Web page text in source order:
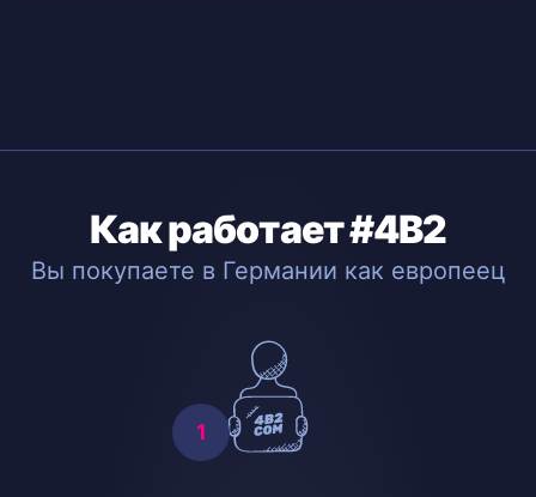
Как работает #4B2
Вы покупаете в Германии как европеец